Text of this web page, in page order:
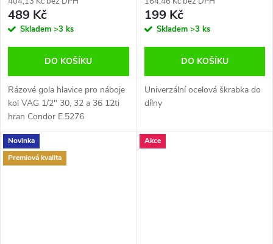
489 Kč
Skladem >3 ks
DO KOŠÍKU
Rázové gola hlavice pro náboje
kol VAG 1/2" 30, 32 a 36 12ti
hran Condor E.5276
199 Kč
Skladem >3 ks
DO KOŠÍKU
Univerzální ocelová škrabka do
dílny
Novinka
Premiová kvalita
Akce